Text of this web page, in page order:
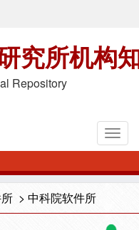
究所机构
Repository
> 中科院软件所